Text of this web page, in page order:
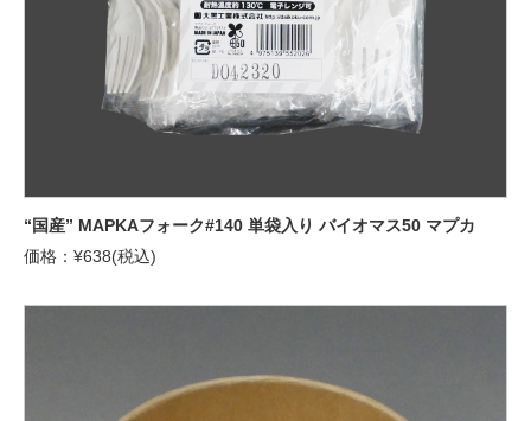
“国産” MAPKAフォーク#140 単袋入り バイオマス50 マプカ
価格：¥638(税込)